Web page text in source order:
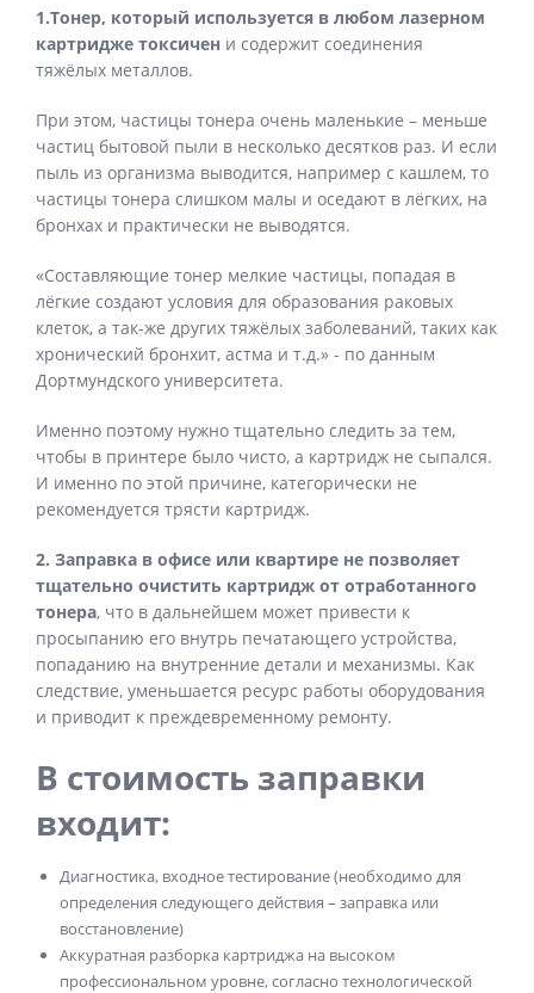
1.Тонер, который используется в любом лазерном
картридже токсичен и содержит соединения
тяжёлых металлов.
При этом, частицы тонера очень маленькие – меньше
частиц бытовой пыли в несколько десятков раз. И если
пыль из организма выводится, например с кашлем, то
частицы тонера слишком малы и оседают в лёгких, на
бронхах и практически не выводятся.
«Составляющие тонер мелкие частицы, попадая в
лёгкие создают условия для образования раковых
клеток, а так-же других тяжёлых заболеваний, таких как
хронический бронхит, астма и т.д.» - по данным
Дортмундского университета.
Именно поэтому нужно тщательно следить за тем,
чтобы в принтере было чисто, а картридж не сыпался.
И именно по этой причине, категорически не
рекомендуется трясти картридж.
2. Заправка в офисе или квартире не позволяет
тщательно очистить картридж от отработанного
тонера, что в дальнейшем может привести к
просыпанию его внутрь печатающего устройства,
попаданию на внутренние детали и механизмы. Как
следствие, уменьшается ресурс работы оборудования
и приводит к преждевременному ремонту.
В стоимость заправки
входит:
Диагностика, входное тестирование (необходимо для
определения следующего действия – заправка или
восстановление)
Аккуратная разборка картриджа на высоком
профессиональном уровне, согласно технологической